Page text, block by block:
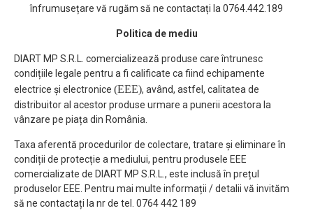
înfrumusețare vă rugăm să ne contactați la 0764.442.189
Politica de mediu
DIART MP S.R.L. comercializează produse care întrunesc
condițiile legale pentru a fi calificate ca fiind echipamente
electrice și electronice (EEE), având, astfel, calitatea de
distribuitor al acestor produse urmare a punerii acestora la
vânzare pe piața din România.
Taxa aferentă procedurilor de colectare, tratare și eliminare în
condiții de protecție a mediului, pentru produsele EEE
comercializate de DIART MP S.R.L., este inclusă în prețul
produselor EEE. Pentru mai multe informații / detalii vă invităm
să ne contactați la nr de tel. 0764 442 189